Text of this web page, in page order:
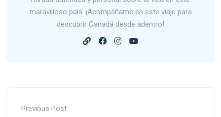
maravilloso país. ¡Acompáñame en este viaje para
descubrir Canadá desde adentro!
Previous Post